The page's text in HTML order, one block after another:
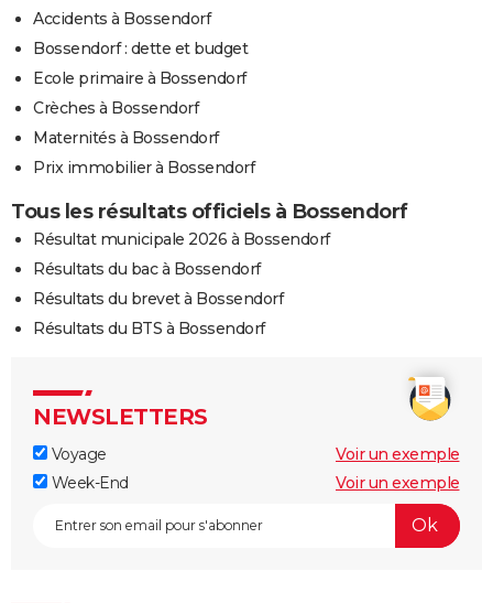
Accidents à Bossendorf
Bossendorf : dette et budget
Ecole primaire à Bossendorf
Crèches à Bossendorf
Maternités à Bossendorf
Prix immobilier à Bossendorf
Tous les résultats officiels à Bossendorf
Résultat municipale 2026 à Bossendorf
Résultats du bac à Bossendorf
Résultats du brevet à Bossendorf
Résultats du BTS à Bossendorf
NEWSLETTERS
Voyage
Voir un exemple
Week-End
Voir un exemple